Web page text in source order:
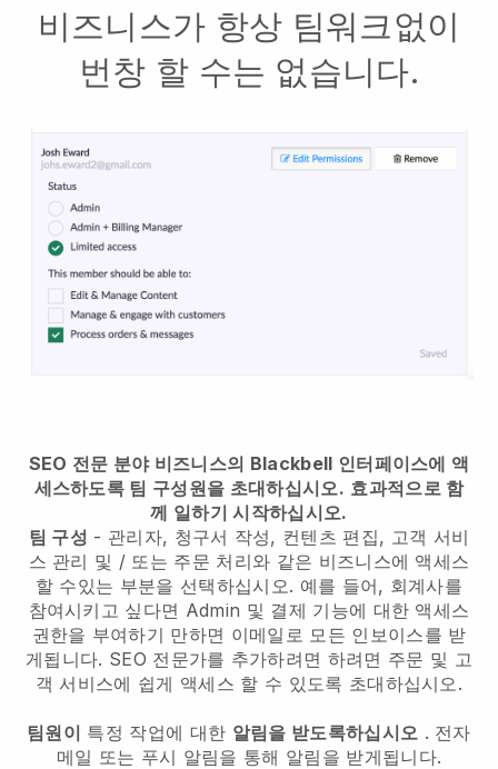
비즈니스가 항상 팀워크없이
번창 할 수는 없습니다.
SEO 전문 분야 비즈니스의 Blackbell 인터페이스에 액
세스하도록 팀 구성원을 초대하십시오. 효과적으로 함
께 일하기 시작하십시오.
팀 구성 - 관리자, 청구서 작성, 컨텐츠 편집, 고객 서비
스 관리 및 / 또는 주문 처리와 같은 비즈니스에 액세스
할 수있는 부분을 선택하십시오. 예를 들어, 회계사를
참여시키고 싶다면 Admin 및 결제 기능에 대한 액세스
권한을 부여하기 만하면 이메일로 모든 인보이스를 받
게됩니다. SEO 전문가를 추가하려면 하려면 주문 및 고
객 서비스에 쉽게 액세스 할 수 있도록 초대하십시오.
팀원이 특정 작업에 대한 알림을 받도록하십시오 . 전자
메일 또는 푸시 알림을 통해 알림을 받게됩니다.